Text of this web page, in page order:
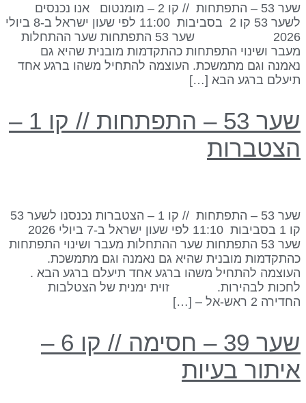
שער 53 – התפתחות // קו 2 – מומנטום אנו נכנסים
לשער 53 קו 2 בסביבות 11:00 לפי שעון ישראל ב-8 ביולי
2026 שער 53 התפתחות שער ההתחלות
ושינוי התפתחות כהתקדמות מובנית שהיא גם
וגם מתמשכת. העוצמה להתחיל משהו ברגע אחד
ברגע הבא […]
שער 53 – התפתחות // קו 1 –
שער 53 – התפתחות // קו 1 – הצטברות נכנסנו לשער 53
קו 1 בסביבות 11:10 לפי שעון ישראל ב-7 ביולי 2026
שער 53 התפתחות שער ההתחלות מעבר ושינוי התפתחות
מובנית שהיא גם נאמנה וגם מתמשכת.
להתחיל משהו ברגע אחד תיעלם ברגע הבא .
לבהירות. זוית ימנית של הצטלבות
2 ראש-אל – […]
שער 39 – חסימה // קו 6 –
בעיות